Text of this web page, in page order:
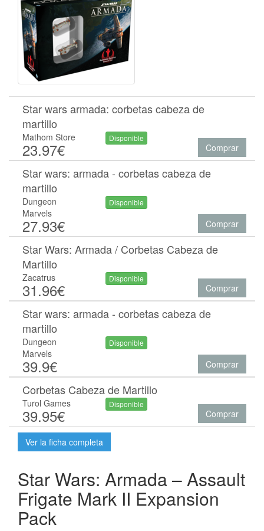
Star wars armada: corbetas cabeza de
martillo
Mathom Store
23.97€
Disponible
Comprar
Star wars: armada - corbetas cabeza de
martillo
Dungeon
Marvels
27.93€
Disponible
Comprar
Star Wars: Armada / Corbetas Cabeza de
Martillo
Zacatrus
31.96€
Disponible
Comprar
Star wars: armada - corbetas cabeza de
martillo
Dungeon
Marvels
39.9€
Disponible
Comprar
Corbetas Cabeza de Martillo
Turol Games
39.95€
Disponible
Comprar
Ver la ficha completa
Star Wars: Armada – Assault
Frigate Mark II Expansion
Pack